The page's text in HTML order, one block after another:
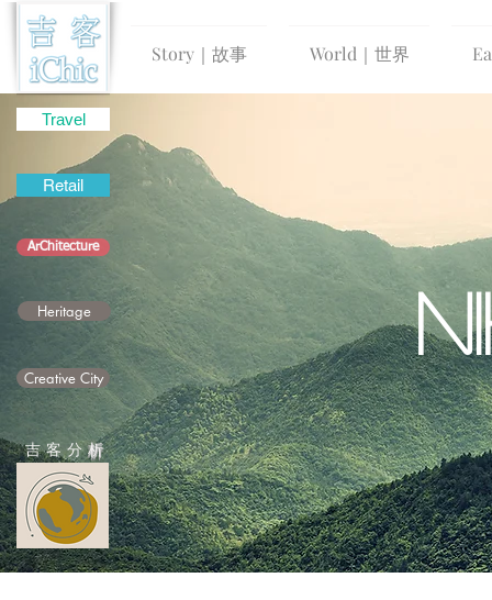
Story｜故事 World｜世界
吉 客 分析
Travel
ArChitecture
Retail
Heritage
Creative City